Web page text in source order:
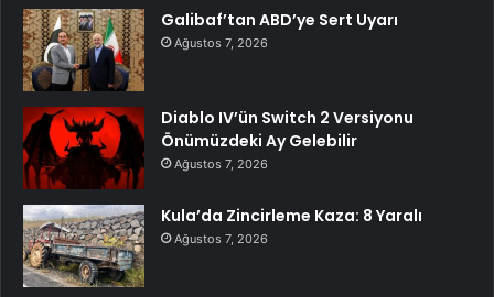
Galibaf’tan ABD’ye Sert Uyarı
Ağustos 7, 2026
Diablo IV’ün Switch 2 Versiyonu
Önümüzdeki Ay Gelebilir
Ağustos 7, 2026
Kula’da Zincirleme Kaza: 8 Yaralı
Ağustos 7, 2026